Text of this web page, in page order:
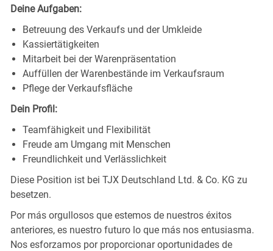
Deine Aufgaben:
Betreuung des Verkaufs und der Umkleide
Kassiertätigkeiten
Mitarbeit bei der Warenpräsentation
Auffüllen der Warenbestände im Verkaufsraum
Pflege der Verkaufsfläche
Dein Profil:
Teamfähigkeit und Flexibilität
Freude am Umgang mit Menschen
Freundlichkeit und Verlässlichkeit
Diese Position ist bei TJX Deutschland Ltd. & Co. KG zu
besetzen.
Por más orgullosos que estemos de nuestros éxitos
anteriores, es nuestro futuro lo que más nos entusiasma.
Nos esforzamos por proporcionar oportunidades de